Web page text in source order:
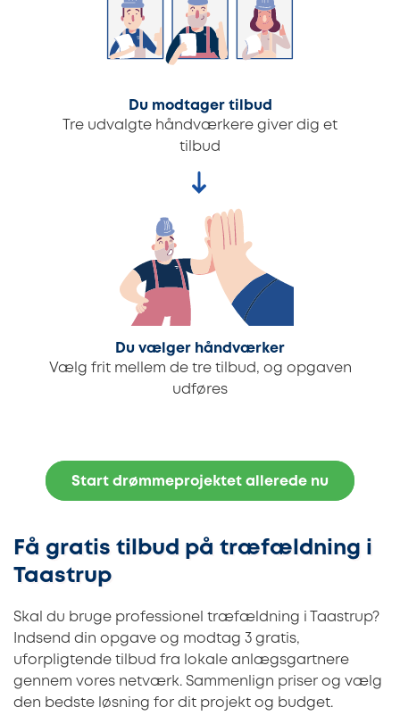
Du modtager tilbud
Tre udvalgte håndværkere giver dig et
tilbud
Du vælger håndværker
Vælg frit mellem de tre tilbud, og opgaven
udføres
Start drømmeprojektet allerede nu
Få gratis tilbud på træfældning i
Taastrup
Skal du bruge professionel træfældning i Taastrup?
Indsend din opgave og modtag 3 gratis,
uforpligtende tilbud fra lokale anlægsgartnere
gennem vores netværk. Sammenlign priser og vælg
den bedste løsning for dit projekt og budget.